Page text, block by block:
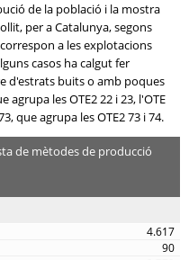
de la població i la mostra
per a Catalunya, segons
a les explotacions
casos ha calgut fer
d'estrats buits o amb poques
agrupa les OTE2 22 i 23, l'OTE
que agrupa les OTE2 73 i 74.
de mètodes de producció
4.617
90